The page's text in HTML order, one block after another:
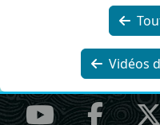
Vidéos